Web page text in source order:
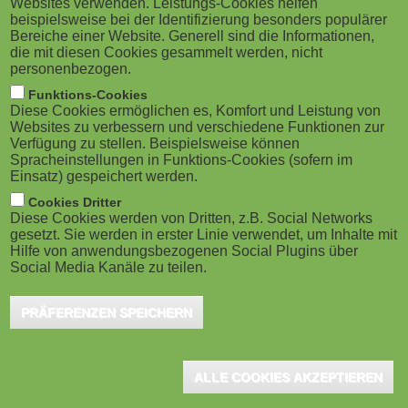
M
o
b
i
l
e
)
g
a
o
n
Berlin, September 2023 - Embark on a
transformative learning journey with the
Masterclass Lite on Digital Badges and
(Micro-)Credentials, commencing 09 October 2023. The
insightful program spans four weeks, offering
participants a comprehensive understanding of digital
identity, open badges, and verifiable credentials.
Digital certificates, open badges, micro-credentials, and verifiable
credentials are becoming increasingly important in the education
and training sector. As digital representations of learning
achievements, they can be easily shared and verified online.
They enable learners to showcase their skills and competencies
educators recognize and value diverse forms of learning. They
also facilitate lifelong learning and career development, as
Websites verwenden. Leistungs-Cookies helfen
beispielsweise bei der Identifizierung besonders populärer
Bereiche einer Website. Generell sind die Informationen,
die mit diesen Cookies gesammelt werden, nicht
personenbezogen.
Funktions-Cookies
Diese Cookies ermöglichen es, Komfort und Leistung von
Websites zu verbessern und verschiedene Funktionen zur
Verfügung zu stellen. Beispielsweise können
Spracheinstellungen in Funktions-Cookies (sofern im
Einsatz) gespeichert werden.
Cookies Dritter
Diese Cookies werden von Dritten, z.B. Social Networks
gesetzt. Sie werden in erster Linie verwendet, um Inhalte mit
Hilfe von anwendungsbezogenen Social Plugins über
Social Media Kanäle zu teilen.
PRÄFERENZEN SPEICHERN
ALLE COOKIES AKZEPTIEREN